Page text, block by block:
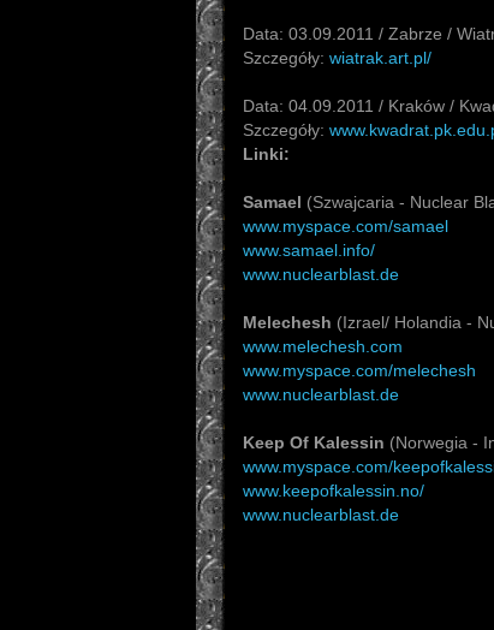
Data: 03.09.2011 / Zabrze /
Szczegóły: wiatrak.art.pl/
Data: 04.09.2011 / Kraków /
Szczegóły:
Linki:
Samael (Szwajcaria - Nuclear
www.myspace.com/samael
www.samael.info/
www.nuclearblast.de
Melechesh (Izrael/ Holandia -
www.melechesh.com
www.myspace.com/melechesh
www.nuclearblast.de
Keep Of Kalessin (Norwegia -
www.myspace.com/
www.keepofkalessin.no/
www.nuclearblast.de